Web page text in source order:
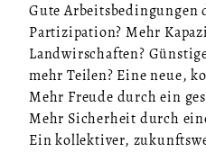
Gute Arbeitsbedingungen
Partizipation? Mehr
Landwirschaften?
mehr Teilen? Eine neue,
Mehr Freude durch ein
Mehr Sicherheit durch
Ein kollektiver,